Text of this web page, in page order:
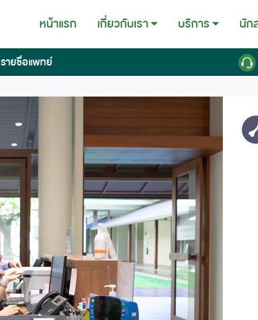
หน้าแรก เกี่ยวกับเรา บริการ นัก
รายชื่อแพทย์